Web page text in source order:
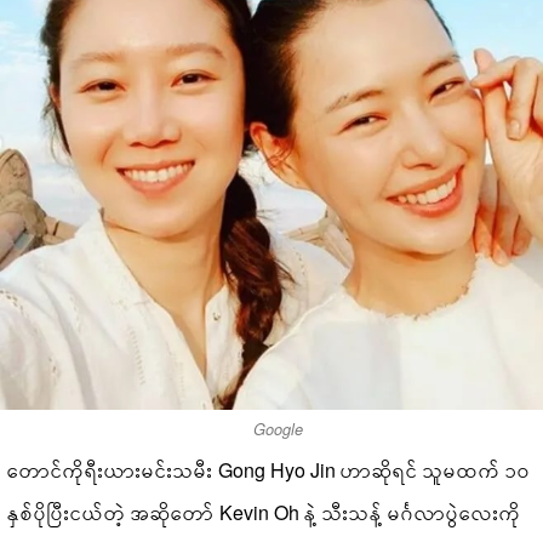
Google
တောင်ကိုရီးယားမင်းသမီး Gong Hyo Jin ဟာဆိုရင် သူမထက် ၁၀
နှစ်ပိုပြီးငယ်တဲ့ အဆိုတော် Kevin Oh နဲ့ သီးသန့် မင်္ဂလာပွဲလေးကို